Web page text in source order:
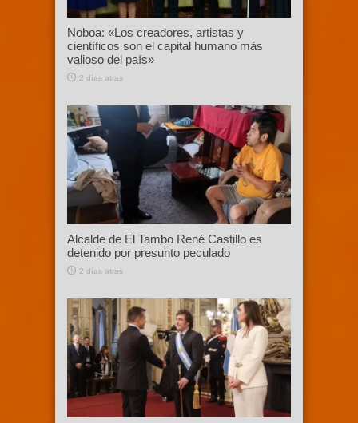
Noboa: «Los creadores, artistas y
científicos son el capital humano más
valioso del país»
2 días atras
Alcalde de El Tambo René Castillo es
detenido por presunto peculado
2 días atras